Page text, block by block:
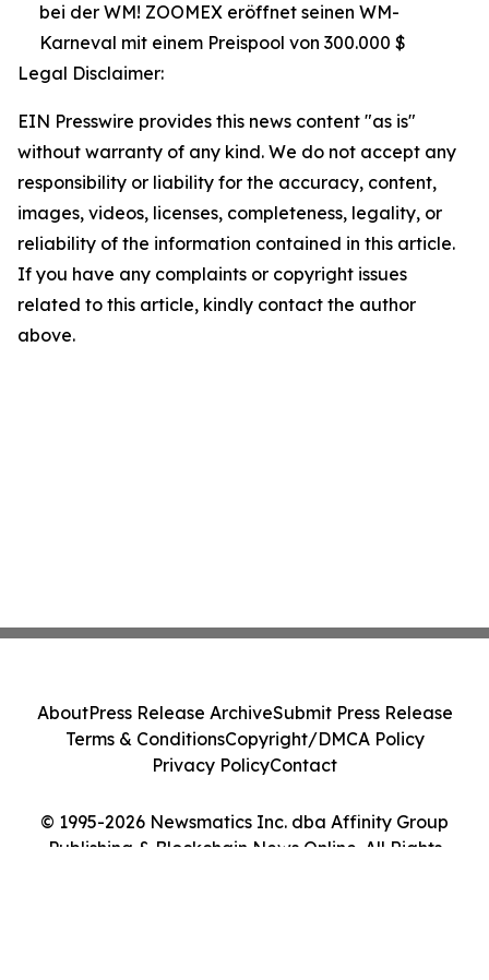
bei der WM! ZOOMEX eröffnet seinen WM-
Karneval mit einem Preispool von 300.000 $
Legal Disclaimer:
EIN Presswire provides this news content "as is"
without warranty of any kind. We do not accept any
responsibility or liability for the accuracy, content,
images, videos, licenses, completeness, legality, or
reliability of the information contained in this article.
If you have any complaints or copyright issues
related to this article, kindly contact the author
above.
© 1995-2026 Newsmatics Inc. dba Affinity Group
Publishing & Blockchain News Online. All Rights
AboutPress Release ArchiveSubmit Press Release
Terms & ConditionsCopyright/DMCA Policy
Privacy PolicyContact